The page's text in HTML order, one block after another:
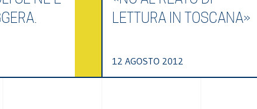
LETTURA IN TOSCANA»
12 AGOSTO 2012